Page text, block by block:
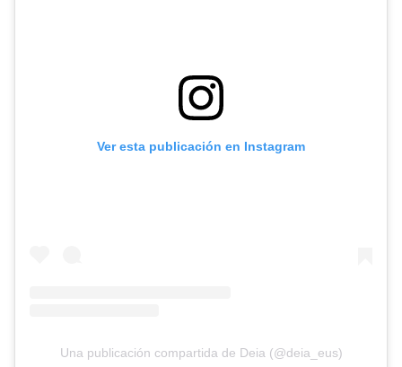
Ver esta publicación en Instagram
Una publicación compartida de Deia (@deia_eus)